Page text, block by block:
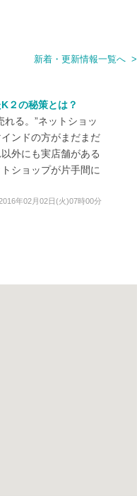
新着・更新情報一覧へ >
２の秘策とは？
る。”ネットショッ
ンドの方がまだまだ
外にも実店舗がある
ショップが片手間に
年02月02日(火)07時00分